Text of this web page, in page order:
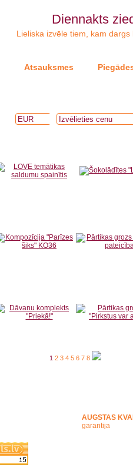
Diennakts
Lieliska izvēle tiem, kam dargs
Atsauksmes
1 2 3 4 5 6 7 8
AUGSTAS
garantija